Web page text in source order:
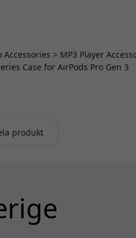
> MP3 Player
Case for AirPods Pro Gen 3
produkt